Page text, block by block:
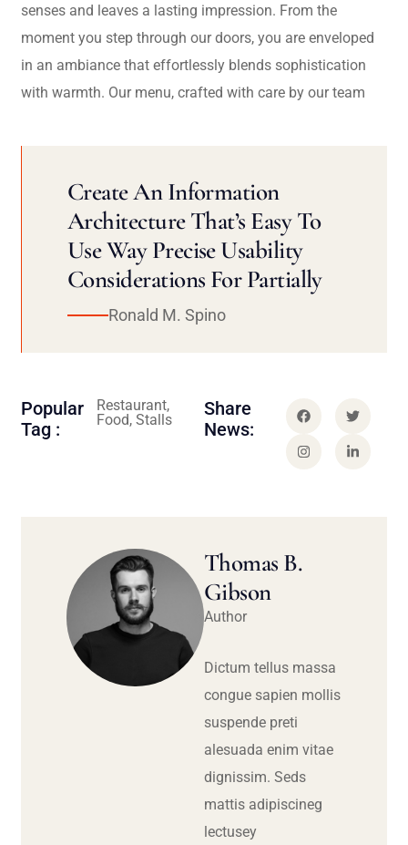
senses and leaves a lasting impression. From the
moment you step through our doors, you are enveloped
in an ambiance that effortlessly blends sophistication
with warmth. Our menu, crafted with care by our team
Create An Information
Architecture That’s Easy To
Use Way Precise Usability
Considerations For Partially
Ronald M. Spino
Popular
Tag :
Restaurant,
Food, Stalls
Share
News:
Thomas B.
Gibson
Author
Dictum tellus massa
congue sapien mollis
suspende preti
alesuada enim vitae
dignissim. Seds
mattis adipiscineg
lectusey